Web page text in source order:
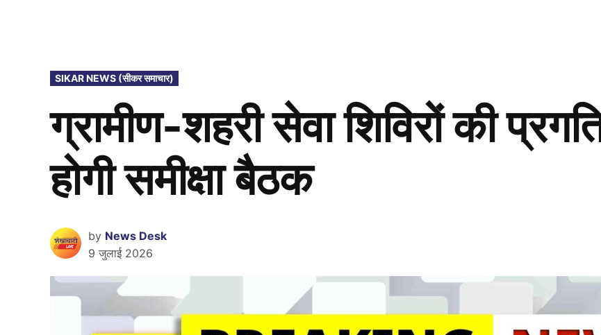
POSTED
IN
SIKAR NEWS (सीकर समाचार)
ग्रामीण-शहरी सेवा शिविरों की
होगी समीक्षा बैठक
by News Desk
9 जुलाई 2026